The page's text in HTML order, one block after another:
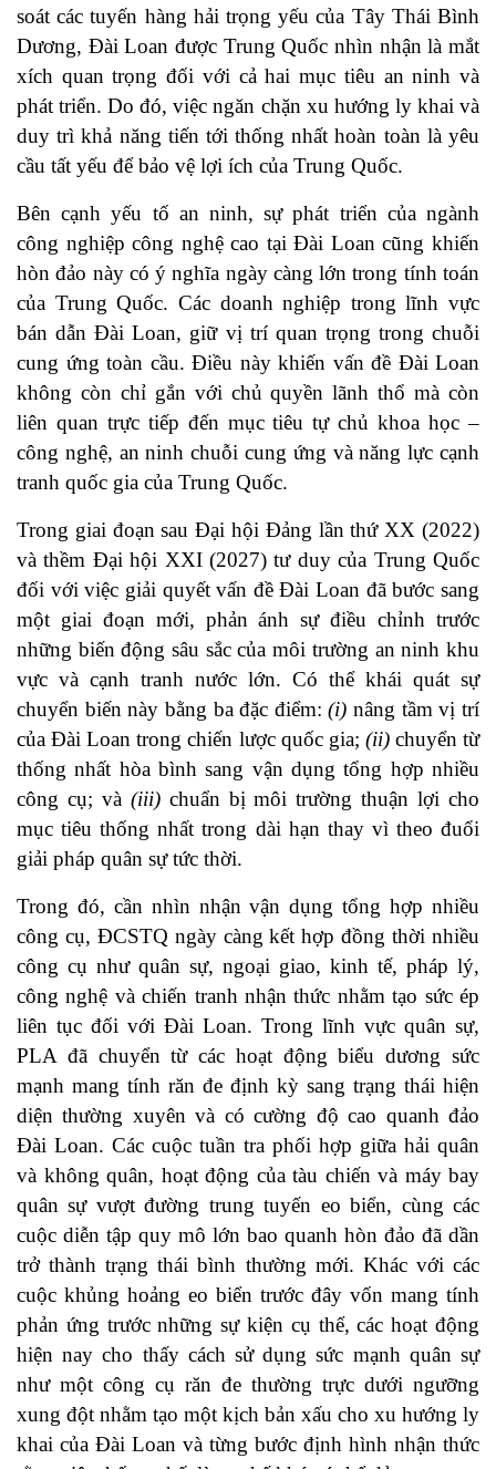
soát các tuyến hàng hải trọng yếu của Tây Thái Bình
Dương, Đài Loan được Trung Quốc nhìn nhận là mắt
xích quan trọng đối với cả hai mục tiêu an ninh và
phát triển. Do đó, việc ngăn chặn xu hướng ly khai và
duy trì khả năng tiến tới thống nhất hoàn toàn là yêu
cầu tất yếu để bảo vệ lợi ích của Trung Quốc.
Bên cạnh yếu tố an ninh, sự phát triển của ngành
công nghiệp công nghệ cao tại Đài Loan cũng khiến
hòn đảo này có ý nghĩa ngày càng lớn trong tính toán
của Trung Quốc. Các doanh nghiệp trong lĩnh vực
bán dẫn Đài Loan, giữ vị trí quan trọng trong chuỗi
cung ứng toàn cầu. Điều này khiến vấn đề Đài Loan
không còn chỉ gắn với chủ quyền lãnh thổ mà còn
liên quan trực tiếp đến mục tiêu tự chủ khoa học –
công nghệ, an ninh chuỗi cung ứng và năng lực cạnh
tranh quốc gia của Trung Quốc.
Trong giai đoạn sau Đại hội Đảng lần thứ XX (2022)
và thềm Đại hội XXI (2027) tư duy của Trung Quốc
đối với việc giải quyết vấn đề Đài Loan đã bước sang
một giai đoạn mới, phản ánh sự điều chỉnh trước
những biến động sâu sắc của môi trường an ninh khu
vực và cạnh tranh nước lớn. Có thể khái quát sự
chuyển biến này bằng ba đặc điểm:(i) nâng tầm vị trí
của Đài Loan trong chiến lược quốc gia; (ii)chuyển từ
thống nhất hòa bình sang vận dụng tổng hợp nhiều
công cụ; và (iii)chuẩn bị môi trường thuận lợi cho
mục tiêu thống nhất trong dài hạn thay vì theo đuổi
giải pháp quân sự tức thời.
Trong đó, cần nhìn nhận vận dụng tổng hợp nhiều
công cụ, ĐCSTQ ngày càng kết hợp đồng thời nhiều
công cụ như quân sự, ngoại giao, kinh tế, pháp lý,
công nghệ và chiến tranh nhận thức nhằm tạo sức ép
liên tục đối với Đài Loan. Trong lĩnh vực quân sự,
PLA đã chuyển từ các hoạt động biểu dương sức
mạnh mang tính răn đe định kỳ sang trạng thái hiện
diện thường xuyên và có cường độ cao quanh đảo
Đài Loan. Các cuộc tuần tra phối hợp giữa hải quân
và không quân, hoạt động của tàu chiến và máy bay
quân sự vượt đường trung tuyến eo biển, cùng các
cuộc diễn tập quy mô lớn bao quanh hòn đảo đã dần
trở thành trạng thái bình thường mới. Khác với các
cuộc khủng hoảng eo biển trước đây vốn mang tính
phản ứng trước những sự kiện cụ thể, các hoạt động
hiện nay cho thấy cách sử dụng sức mạnh quân sự
như một công cụ răn đe thường trực dưới ngưỡng
xung đột nhằm tạo một kịch bản xấu cho xu hướng ly
khai của Đài Loan và từng bước định hình nhận thức